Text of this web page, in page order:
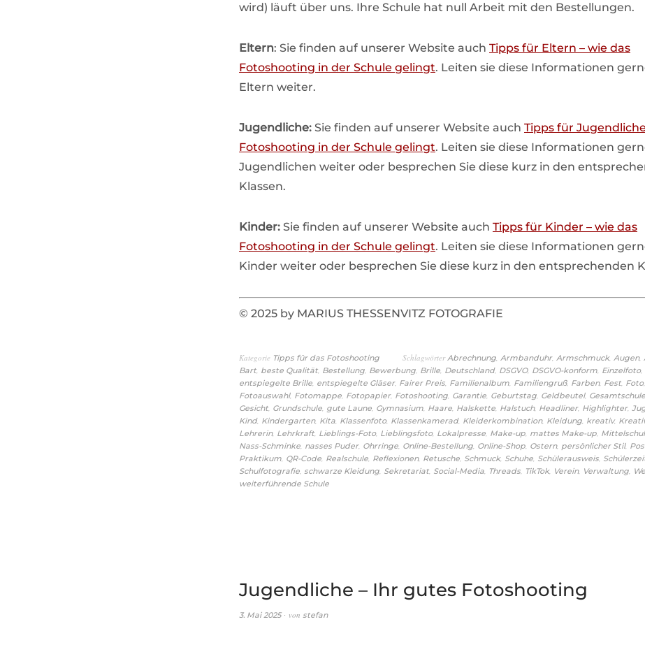
wird) läuft über uns. Ihre Schule hat null Arbeit mit den Bestellungen.
Eltern: Sie finden auf unserer Website auch Tipps für Eltern – wie das
Fotoshooting in der Schule gelingt. Leiten sie diese Informationen
Eltern weiter.
Jugendliche: Sie finden auf unserer Website auch Tipps für
Fotoshooting in der Schule gelingt. Leiten sie diese Informationen
Jugendlichen weiter oder besprechen Sie diese kurz in den
Klassen.
Kinder: Sie finden auf unserer Website auch Tipps für Kinder – wie das
Fotoshooting in der Schule gelingt. Leiten sie diese Informationen
Kinder weiter oder besprechen Sie diese kurz in den entsprechenden
© 2025 by MARIUS THESSENVITZ FOTOGRAFIE
Kategorie Tipps für das Fotoshooting SchlagwörterAbrechnung, Armbanduhr, Armschmuck, Augen,
Bart, beste Qualität, Bestellung, Bewerbung, Brille, Deutschland, DSGVO, DSGVO-konform, Einzelfoto,
entspiegelte Brille, entspiegelte Gläser, Fairer Preis, Familienalbum, Familiengruß, Farben, Fest, Foto,
Fotoauswahl, Fotomappe, Fotopapier, Fotoshooting, Garantie, Geburtstag, Geldbeutel, Gesamtschule
Gesicht, Grundschule, gute Laune, Gymnasium, Haare, Halskette, Halstuch, Headliner, Highlighter,
Kind, Kindergarten, Kita, Klassenfoto, Klassenkamerad, Kleiderkombination, Kleidung, kreativ,
Lehrerin, Lehrkraft, Lieblings-Foto, Lieblingsfoto, Lokalpresse, Make-up, mattes Make-up,
Nass-Schminke, nasses Puder, Ohrringe, Online-Bestellung, Online-Shop, Ostern, persönlicher Stil,
Praktikum, QR-Code, Realschule, Reflexionen, Retusche, Schmuck, Schuhe, Schülerausweis,
Schulfotografie, schwarze Kleidung, Sekretariat, Social-Media, Threads, TikTok, Verein, Verwaltung,
weiterführende Schule
Jugendliche – Ihr gutes Fotoshooting
3. Mai 2025 von stefan